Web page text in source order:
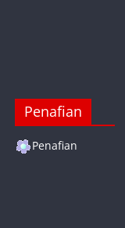
Penafian
Penafian